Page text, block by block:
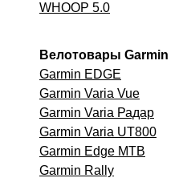
WHOOP 5.0
Велотовары Garmin
Garmin EDGE
Garmin Varia Vue
Garmin Varia Радар
Garmin Varia UT800
Garmin Edge MTB
Garmin Rally